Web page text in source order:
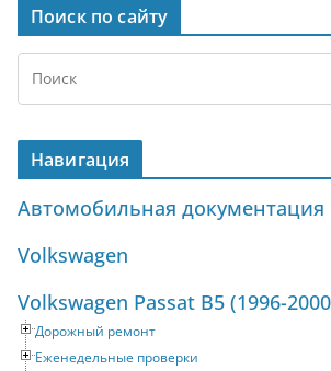
Поиск по сайту
Навигация
Автомобильная документация
Volkswagen
Дорожный ремонт
Еженедельные проверки